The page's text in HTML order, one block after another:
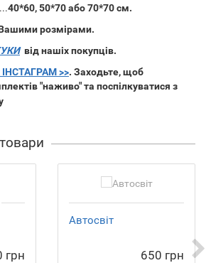
40*60, 50*70 або 70*70 см.
розмірами.
від нашіх покупців.
ІНСТАГРАМ >>. Заходьте, щоб
"наживо" та поспілкуватися з
грн
Автосвіт
650 грн